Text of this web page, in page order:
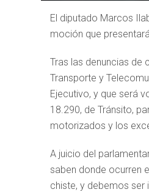
El diputado Marcos
moción que
Tras las denuncias de
Transporte y
Ejecutivo, y que será
18.290, de Tránsito,
motorizados y los
A juicio del
saben donde ocurren
chiste, y debemos ser